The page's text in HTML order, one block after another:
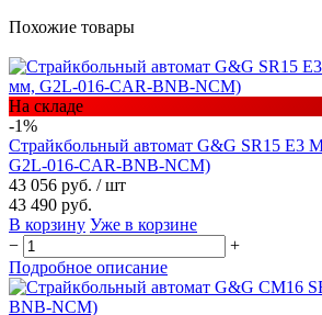
Похожие товары
На складе
-1%
Страйкбольный автомат G&G SR15 E3
G2L-016-CAR-BNB-NCM)
43 056 руб. / шт
43 490 руб.
В корзину Уже в корзине
−
+
Подробное описание